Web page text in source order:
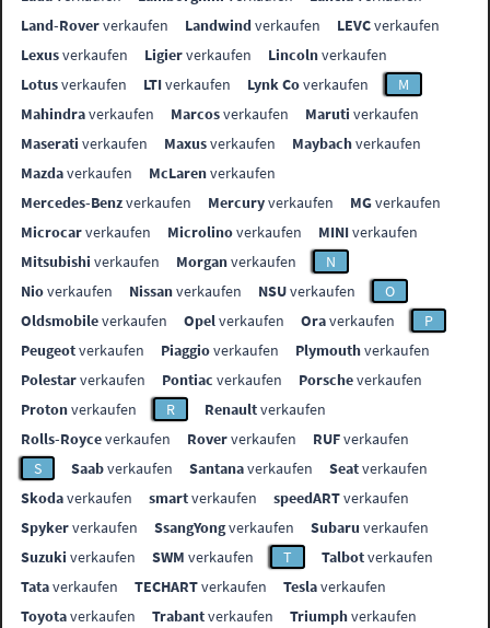
Land-Roververkaufen Landwindverkaufen LEVCverkaufen
Lexusverkaufen Ligierverkaufen Lincolnverkaufen
Lotusverkaufen LTIverkaufen Lynk Coverkaufen
M
Mahindraverkaufen Marcosverkaufen Maruti verkaufen
Maserati verkaufen Maxusverkaufen Maybachverkaufen
Mazdaverkaufen McLarenverkaufen
Mercedes-Benzverkaufen Mercuryverkaufen MGverkaufen
Microcarverkaufen Microlinoverkaufen MINIverkaufen
Mitsubishi verkaufen Morganverkaufen
N
Nioverkaufen Nissanverkaufen NSUverkaufen
O
Oldsmobileverkaufen Opelverkaufen Oraverkaufen
P
Peugeotverkaufen Piaggioverkaufen Plymouthverkaufen
Polestarverkaufen Pontiac verkaufen Porscheverkaufen
Protonverkaufen R Renaultverkaufen
Rolls-Royceverkaufen Roververkaufen RUFverkaufen
S
Saabverkaufen Santanaverkaufen Seatverkaufen
Skodaverkaufen smartverkaufen speedARTverkaufen
Spykerverkaufen SsangYongverkaufen Subaru verkaufen
Suzuki verkaufen SWM verkaufen T Talbotverkaufen
Tataverkaufen TECHARTverkaufen Teslaverkaufen
Toyotaverkaufen Trabantverkaufen Triumphverkaufen